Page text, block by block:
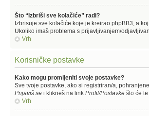
Što “Izbriši sve kolačiće” radi?
Izbrisuje sve kolačiće koje je kreirao phpBB3, a
Ukoliko imaš problema s prijavljivanjem/
Vrh
Korisničke postavke
Kako mogu promijeniti svoje postavke?
Sve tvoje postavke, ako si registriran/a,
Prijaviš se i klikneš na link Profil/Postavke što će
Vrh